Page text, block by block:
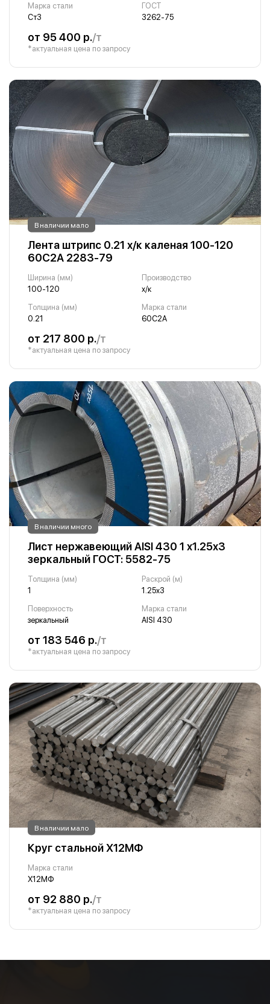
Марка стали
Ст3
ГОСТ
3262-75
от 95 400 р./т
*актуальная цена по запросу
В наличии мало
Лента штрипс 0.21 х/к каленая 100-120
60С2А 2283-79
Ширина (мм)
100-120
Производство
х/к
Толщина (мм)
0.21
Марка стали
60С2А
от 217 800 р./т
*актуальная цена по запросу
В наличии много
Лист нержавеющий AISI 430 1 х1.25х3
зеркальный ГОСТ: 5582-75
Толщина (мм)
1
Раскрой (м)
1.25х3
Поверхность
зеркальный
Марка стали
AISI 430
от 183 546 р./т
*актуальная цена по запросу
В наличии мало
Круг стальной Х12МФ
Марка стали
Х12МФ
от 92 880 р./т
*актуальная цена по запросу